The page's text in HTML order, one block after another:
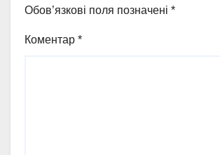
Обов’язкові поля позначені *
Коментар *